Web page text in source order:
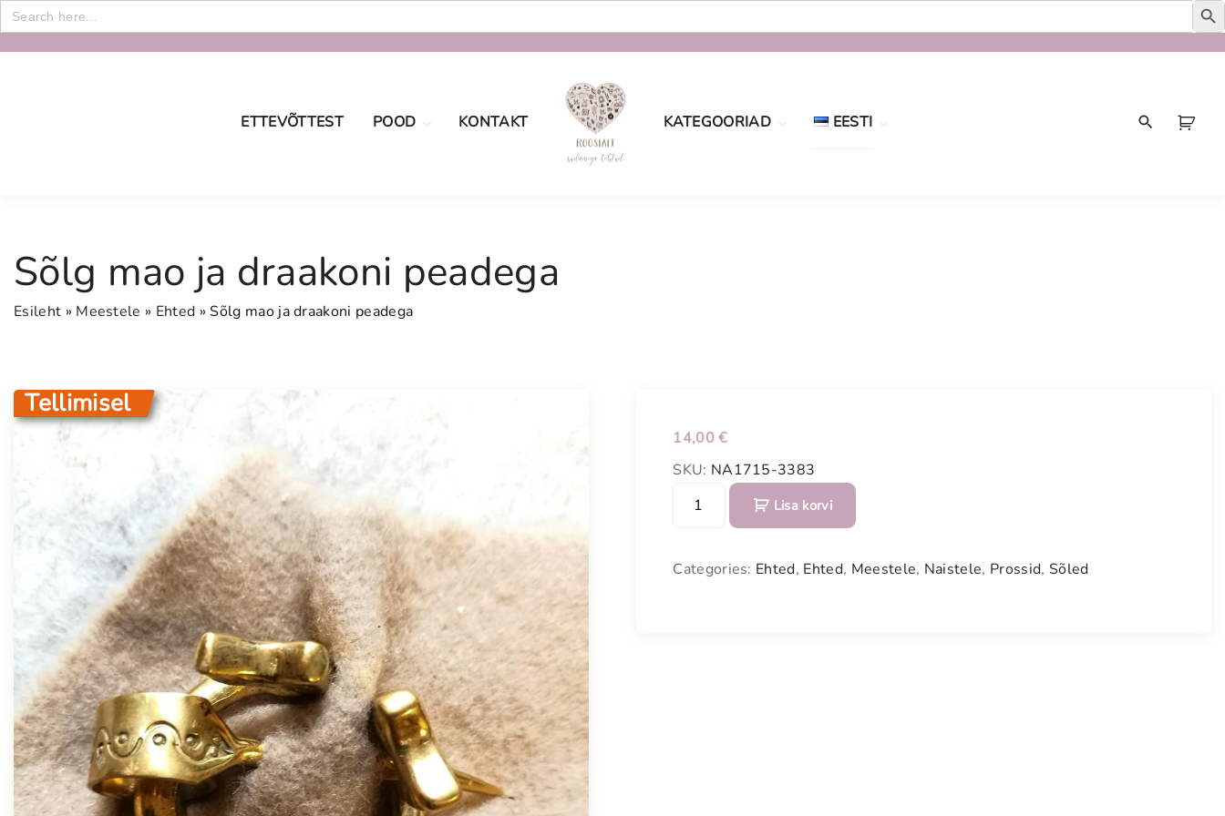
Search
for:
ETTEVÕTTEST POOD KONTAKT KATEGOORIAD
Meestele
Kodu
Vanavara
EESTI
Sõlg mao ja draakoni peadega
Esileht » Meestele » Ehted »Sõlg mao ja draakoni peadega
Tellimisel
14,00€
SKU: NA1715-3383
g
Lisa korvi
Categories: Ehted, Ehted, Meestele, Naistele, Prossid, Sõled